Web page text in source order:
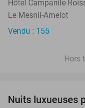
Hôtel Campanile
Le Mesnil-Amelot
Vendu : 155
Hors
Nuits luxueuses